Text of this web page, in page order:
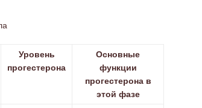
Уровень
прогестерона
Основные
функции
прогестерона в
этой фазе